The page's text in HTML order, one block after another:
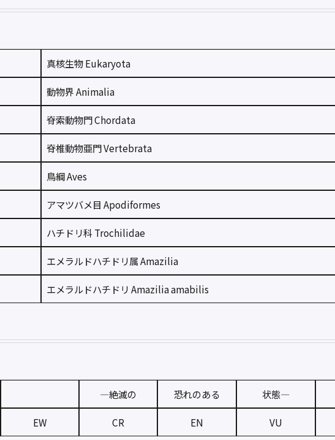
真核生物 Eukaryota
動物界 Animalia
脊索動物門 Chordata
脊椎動物亜門 Vertebrata
鳥綱 Aves
アマツバメ目 Apodiformes
ハチドリ科 Trochilidae
エメラルドハチドリ属 Amazilia
エメラルドハチドリ Amazilia amabilis
—絶滅の 恐れのある 状態—
EW CR EN VU